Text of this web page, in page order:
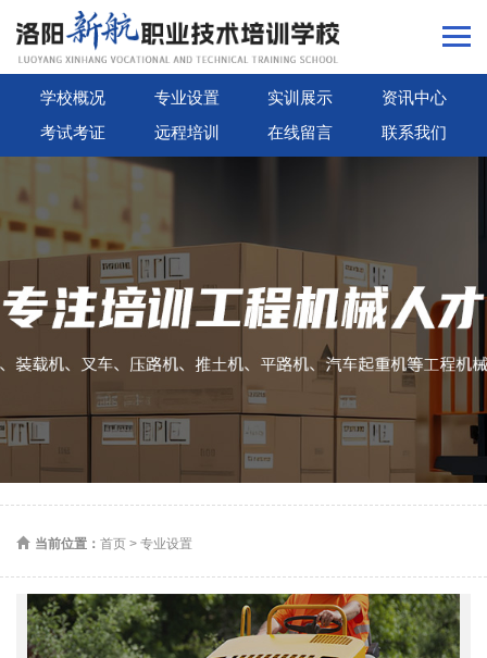
学校概况 专业设置 实训展示
资讯中心
考试考证
远程培训 在线留言 联系我们
当前位置： 首页 > 专业设置